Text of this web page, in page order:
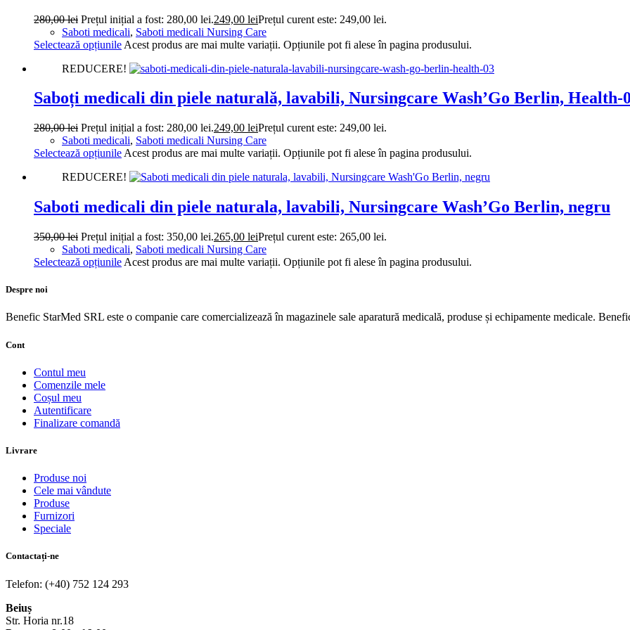
280,00lei Prețul inițial a fost: 280,00 lei.249,00 leiPrețul curent este: 249,00 lei.
Saboti medicali, Saboti medicali Nursing Care
Selectează opțiunile Acest produs are mai multe variații. Opțiunile pot fi alese în pagina produsului.
REDUCERE!
Saboți medicali din piele naturală, lavabili, Nursingcare Wash’Go Berlin, Health-
280,00lei Prețul inițial a fost: 280,00 lei.249,00 leiPrețul curent este: 249,00 lei.
Saboti medicali, Saboti medicali Nursing Care
Selectează opțiunile Acest produs are mai multe variații. Opțiunile pot fi alese în pagina produsului.
REDUCERE!
Saboti medicali din piele naturala, lavabili, Nursingcare Wash’Go Berlin, negru
350,00lei Prețul inițial a fost: 350,00 lei.265,00 leiPrețul curent este: 265,00 lei.
Saboti medicali, Saboti medicali Nursing Care
Selectează opțiunile Acest produs are mai multe variații. Opțiunile pot fi alese în pagina produsului.
Despre noi
Benefic StarMed SRL este o companie care comercializează în magazinele sale aparatură medicală, produse și echipamente medicale.
Cont
Contul meu
Comenzile mele
Coșul meu
Autentificare
Finalizare comandă
Livrare
Produse noi
Cele mai vândute
Produse
Furnizori
Speciale
Contactați-ne
Telefon: (+40) 752 124 293
Beiuș
Str. Horia nr.18